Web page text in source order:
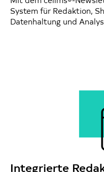
System für Redaktion,
Datenhaltung und
Integrierte